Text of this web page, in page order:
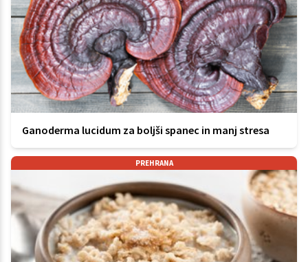
Ganoderma lucidum za boljši spanec in manj stresa
PREHRANA